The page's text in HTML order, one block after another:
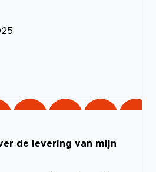
de levering van mijn